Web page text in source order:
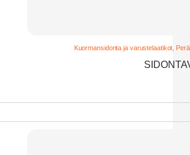
Kuormansidonta ja varustelaatikot